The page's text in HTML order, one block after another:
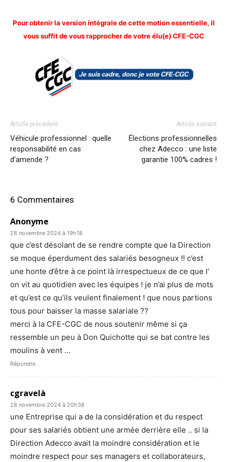
Pour obtenir la version intégrale de cette motion essentielle, il
vous suffit de vous rapprocher de votre élu(e) CFE-CGC
Article précédent
Véhicule professionnel : quelle
responsabilité en cas
d’amende ?
Article suivant
Élections professionnelles
chez Adecco : une liste
garantie 100% cadres !
6 Commentaires
Anonyme
28 novembre 2024 à 19h18
que c’est désolant de se rendre compte que la Direction
se moque éperdument des salariés besogneux !! c’est
une honte d’être à ce point là irrespectueux de ce que l’
on vit au quotidien avec les équipes ! je n’ai plus de mots
et qu’est ce qu’ils veulent finalement ! que nous partions
tous pour baisser la masse salariale ??
merci à la CFE-CGC de nous soutenir même si ça
ressemble un peu à Don Quichotte qui se bat contre les
moulins à vent …
Répondre
cgravelà
28 novembre 2024 à 20h38
une Entreprise qui a de la considération et du respect
pour ses salariés obtient une armée derrière elle .. si la
Direction Adecco avait la moindre considération et le
moindre respect pour ses managers et collaborateurs,